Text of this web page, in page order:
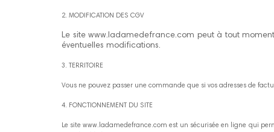
2. MODIFICATION DES CGV
Le site www.ladamedefrance.com peut à tout
éventuelles modifications.
3. TERRITOIRE
Vous ne pouvez passer une commande que si vos adresses de
4. FONCTIONNEMENT DU SITE
Le site www.ladamedefrance.com est un sécurisée en ligne qui